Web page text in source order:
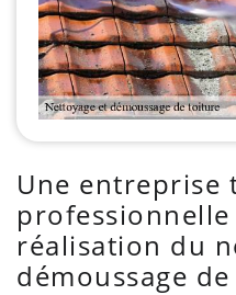
Une entreprise
réalisation du
démoussage